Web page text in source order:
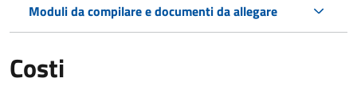
Moduli da compilare e documenti da allegare
Costi